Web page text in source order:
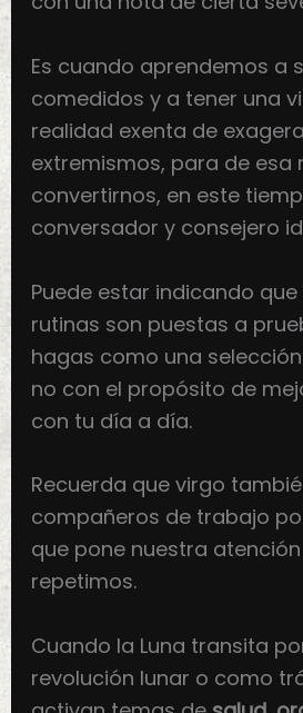
Es cuando aprendemos a
comedidos y a tener una
realidad exenta de
extremismos, para de esa
convertirnos, en este
conversador y consejero
Puede estar indicando
rutinas son puestas a
hagas como una
no con el propósito de
con tu día a día.
Recuerda que virgo
compañeros de trabajo
que pone nuestra
repetimos.
Cuando la Luna transita
revolución lunar o como